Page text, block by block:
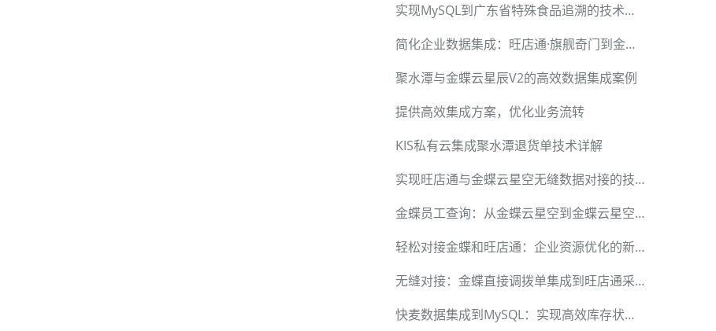
实现MySQL到广东省特殊食品追溯的技术集成方案
简化企业数据集成：旺店通·旗舰奇门到金蝶云星空
聚水潭与金蝶云星辰V2的高效数据集成案例
提供高效集成方案，优化业务流转
KIS私有云集成聚水潭退货单技术详解
实现旺店通与金蝶云星空无缝数据对接的技术方案
金蝶员工查询：从金蝶云星空到金蝶云星空的数据集成案例
轻松对接金蝶和旺店通：企业资源优化的新方案
无缝对接：金蝶直接调拨单集成到旺店通采购订单
快麦数据集成到MySQL：实现高效库存状态查询